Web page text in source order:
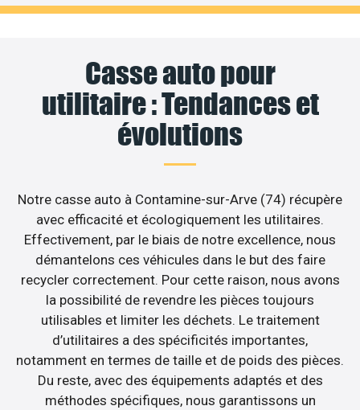
Casse auto pour
utilitaire : Tendances et
évolutions
Notre casse auto à Contamine-sur-Arve (74) récupère
avec efficacité et écologiquement les utilitaires.
Effectivement, par le biais de notre excellence, nous
démantelons ces véhicules dans le but des faire
recycler correctement. Pour cette raison, nous avons
la possibilité de revendre les pièces toujours
utilisables et limiter les déchets. Le traitement
d’utilitaires a des spécificités importantes,
notamment en termes de taille et de poids des pièces.
Du reste, avec des équipements adaptés et des
méthodes spécifiques, nous garantissons un